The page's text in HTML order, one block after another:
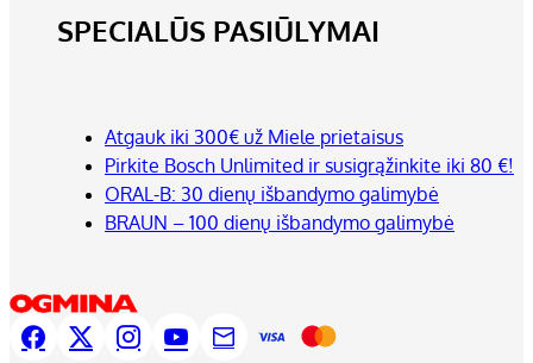
SPECIALŪS PASIŪLYMAI
Atgauk iki 300€ už Miele prietaisus
Pirkite Bosch Unlimited ir susigrąžinkite iki 80 €!
ORAL-B: 30 dienų išbandymo galimybė
BRAUN – 100 dienų išbandymo galimybė